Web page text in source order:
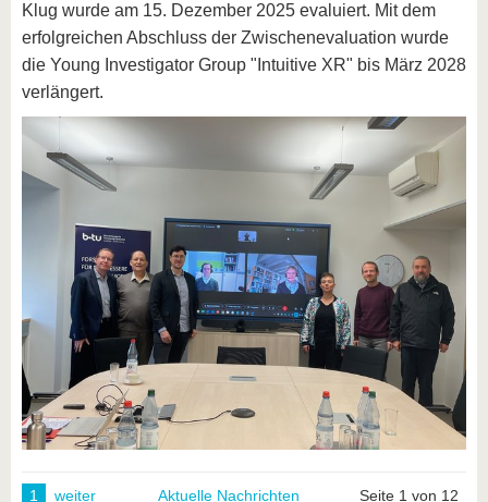
Klug wurde am 15. Dezember 2025 evaluiert. Mit dem
erfolgreichen Abschluss der Zwischenevaluation wurde
die Young Investigator Group "Intuitive XR" bis März 2028
verlängert.
1 weiter Aktuelle Nachrichten Seite 1 von 12